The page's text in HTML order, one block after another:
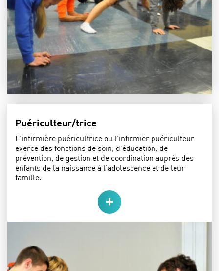
Puériculteur/trice
L’infirmière puéricultrice ou l’infirmier puériculteur
exerce des fonctions de soin, d’éducation, de
prévention, de gestion et de coordination auprès des
enfants de la naissance à l’adolescence et de leur
famille.